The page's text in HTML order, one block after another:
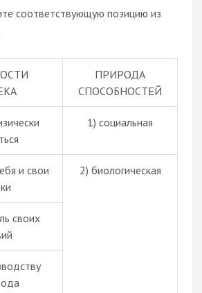
соответствующую позицию из
ПРИРОДА
СПОСОБНОСТЕЙ
1) социальная
и свои
2) биологическая
своих